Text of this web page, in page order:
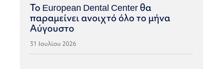
Το European Dental Center θα
παραμείνει ανοιχτό όλο το μήνα
Αύγουστο
31 Ιουλίου 2026